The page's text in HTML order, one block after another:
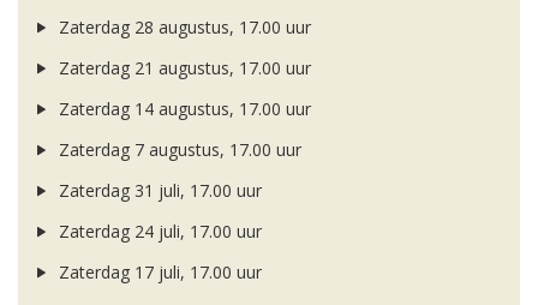
Zaterdag 28 augustus, 17.00 uur
Zaterdag 21 augustus, 17.00 uur
Zaterdag 14 augustus, 17.00 uur
Zaterdag 7 augustus, 17.00 uur
Zaterdag 31 juli, 17.00 uur
Zaterdag 24 juli, 17.00 uur
Zaterdag 17 juli, 17.00 uur